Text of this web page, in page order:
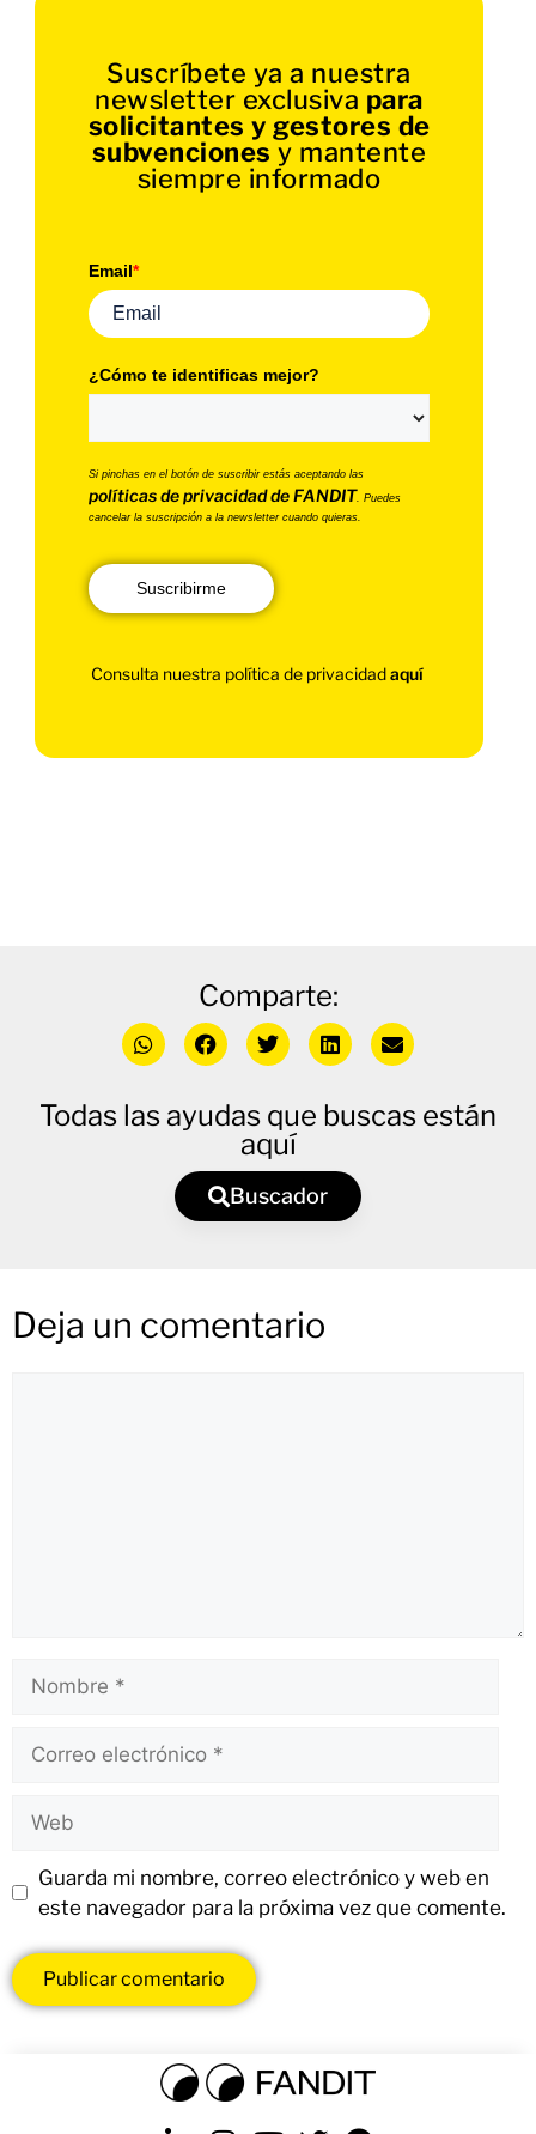
Suscríbete ya a nuestra
newsletter exclusiva para
solicitantes y gestores de
subvenciones y mantente
siempre informado
Email*
¿Cómo te identificas mejor?
Si pinchas en el botón de suscribir estás aceptando las
políticas de privacidad de FANDIT . Puedes
cancelar la suscripción a la newsletter cuando quieras.
Suscribirme
Consulta nuestra política de privacidadaquí
Comparte:
Todas las ayudas que buscas están
aquí
Buscador
Deja un comentario
Guarda mi nombre, correo electrónico y web en
este navegador para la próxima vez que comente.